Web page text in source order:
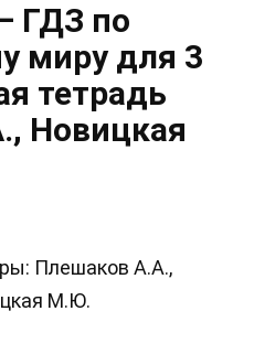
ГДЗ по
миру для 3
тетрадь
Новицкая
Плешаков А.А.,
М.Ю.